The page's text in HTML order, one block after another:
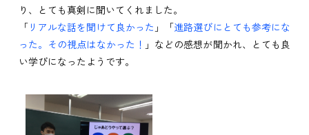
り、とても真剣に聞いてくれました。
「リアルな話を聞けて良かった 」「進路選びにとても参考にな
った。その視点はなかった！ 」などの感想が聞かれ、とても良
い学びになったようです。